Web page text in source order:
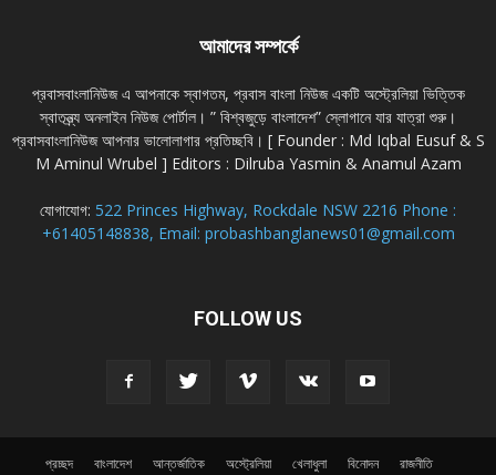
আমাদের সম্পর্কে
প্রবাসবাংলানিউজ এ আপনাকে স্বাগতম, প্রবাস বাংলা নিউজ একটি অস্ট্রেলিয়া ভিত্তিক
স্বাতন্ত্র্য অনলাইন নিউজ পোর্টাল। ” বিশ্বজুড়ে বাংলাদেশ” স্লোগানে যার যাত্রা শুরু।
প্রবাসবাংলানিউজ আপনার ভালোলাগার প্রতিচ্ছবি। [ Founder : Md Iqbal Eusuf & S
M Aminul Wrubel ] Editors : Dilruba Yasmin & Anamul Azam
যোগাযোগ: 522 Princes Highway, Rockdale NSW 2216 Phone :
+61405148838, Email: probashbanglanews01@gmail.com
FOLLOW US
প্রচ্ছদ বাংলাদেশ আন্তর্জাতিক অস্ট্রেলিয়া খেলাধুলা বিনোদন রাজনীতি